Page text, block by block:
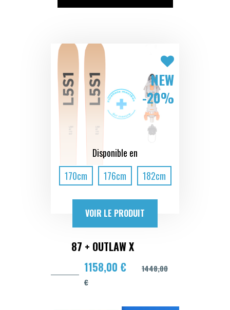
Disponible en
170cm
176cm 182cm
NEW
-20%
VOIR LE PRODUIT
87 + OUTLAW X
1158,00 €
1448,00
€